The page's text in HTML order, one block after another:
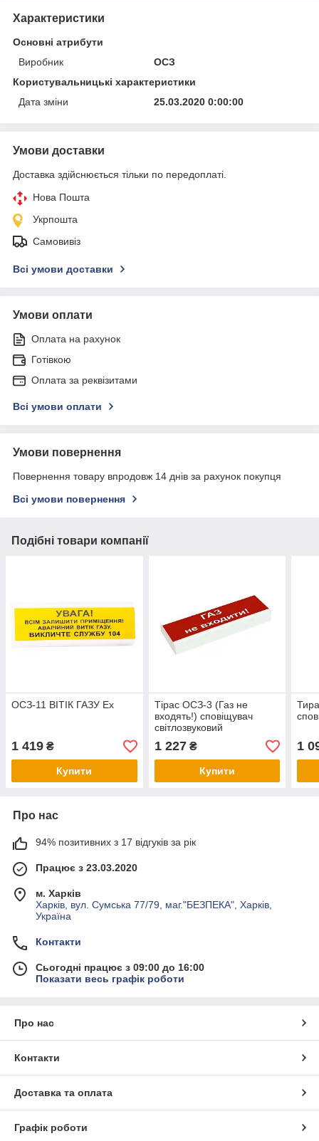
Характеристики
Основні атрибути
Виробник
ОСЗ
Користувальницькі характеристики
Дата зміни
25.03.2020 0:00:00
Умови доставки
Доставка здійснюється тільки по передоплаті.
Нова Пошта
Укрпошта
Самовивіз
Всі умови доставки
Умови оплати
Оплата на рахунок
Готівкою
Оплата за реквізитами
Всі умови оплати
Умови повернення
Повернення товару впродовж 14 днів за рахунок покупця
Всі умови повернення
Подібні товари компанії
ОСЗ-11 ВІТІК ГАЗУ Ех
1 419 ₴
Купити
Тірас ОСЗ-3 (Газ не
входять!) сповіщувач
світлозвуковий
1 227₴
Купити
1
Про нас
94% позитивних з 17 відгуків за рік
Працює з 23.03.2020
м. Харків
Харків, вул. Сумська 77/79, маг."БЕЗПЕКА", Харків,
Україна
Контакти
Сьогодні працює з 09:00 до 16:00
Показати весь графік роботи
Про нас
Контакти
Доставка та оплата
Графік роботи